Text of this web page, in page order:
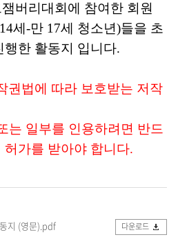
버리대회에 참여한 회원
세-만 17세 청소년)들을 초
한 활동지 입니다.
권법에 따라 보호받는 저작
일부를 인용하려면 반드
가를 받아야 합니다.
지 (영문).pdf
다운로드